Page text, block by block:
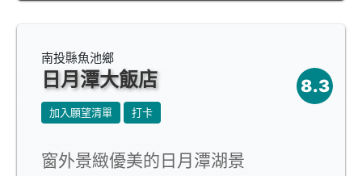
南投縣魚池鄉
日月潭大飯店 8.3
加入願望清單 打卡
窗外景緻優美的日月潭湖景